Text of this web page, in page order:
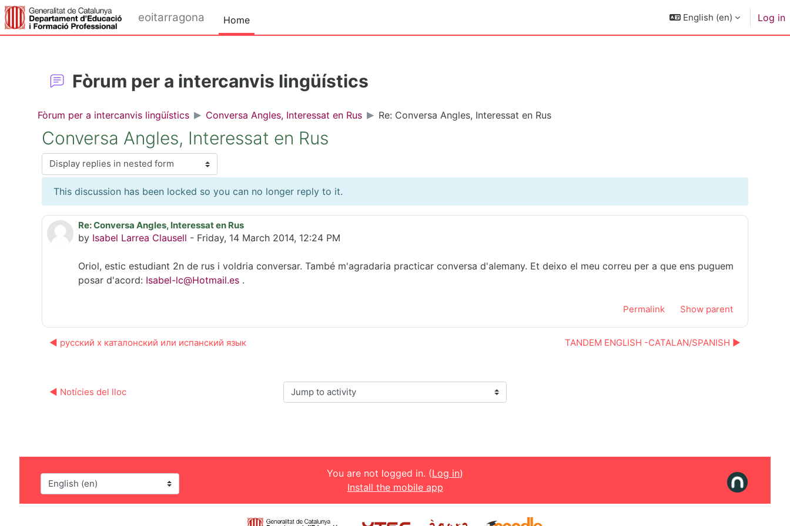
Skip to main content
eoitarragona Home English ‎(en)‎ Log in
Fòrum per a intercanvis lingüístics
Fòrum per a intercanvis lingüístics Conversa Angles, Interessat en Rus Re: Conversa Angles, Interessat en Rus
Conversa Angles, Interessat en Rus
Display mode
This discussion has been locked so you can no longer reply to it.
Re: Conversa Angles, Interessat en Rus
by Isabel Larrea Clausell - Friday, 14 March 2014, 12:24 PM
Number of replies: 0
Oriol, estic estudiant 2n de rus i voldria conversar. També m'agradaria practicar conversa d'alemany. Et deixo el meu correu per a que ens puguem
posar d'acord: Isabel-lc@Hotmail.es .
Permalink Show parent
◀︎ русский x каталонский или испанский язык TANDEM ENGLISH -CATALAN/SPANISH ▶︎
◀︎ Notícies del lloc
Jump to activity
Language
You are not logged in. (Log in)
Install the mobile app